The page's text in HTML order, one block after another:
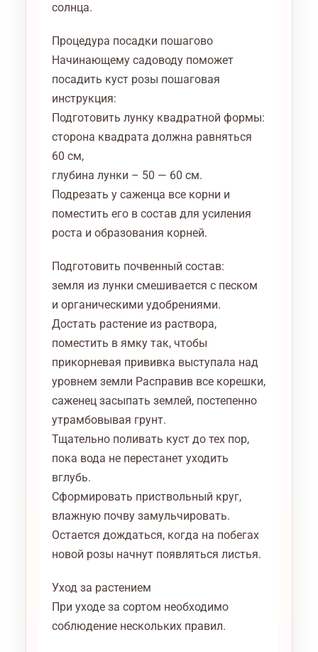
солнца.
Процедура посадки пошагово
Начинающему садоводу поможет
посадить куст розы пошаговая
инструкция:
Подготовить лунку квадратной формы:
сторона квадрата должна равняться
60 см,
глубина лунки – 50 — 60 см.
Подрезать у саженца все корни и
поместить его в состав для усиления
роста и образования корней.
Подготовить почвенный состав:
земля из лунки смешивается с песком
и органическими удобрениями.
Достать растение из раствора,
поместить в ямку так, чтобы
прикорневая прививка выступала над
уровнем земли Расправив все корешки,
саженец засыпать землей, постепенно
утрамбовывая грунт.
Тщательно поливать куст до тех пор,
пока вода не перестанет уходить
вглубь.
Сформировать приствольный круг,
влажную почву замульчировать.
Остается дождаться, когда на побегах
новой розы начнут появляться листья.
Уход за растением
При уходе за сортом необходимо
соблюдение нескольких правил.